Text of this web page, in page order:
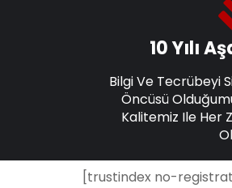
10 Yılı
Bilgi Ve Tecrübeyi
Öncüsü
Kalitemiz Ile Her
[trustindex no-